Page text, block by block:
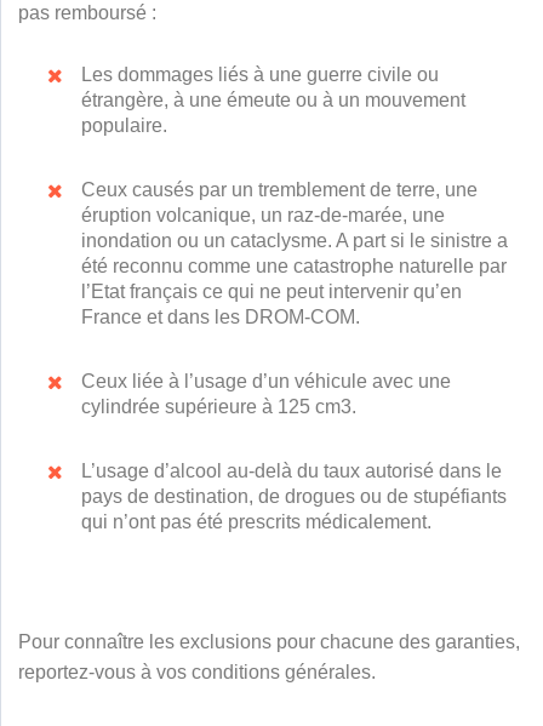
pas remboursé :
Les dommages liés à une guerre civile ou
étrangère, à une émeute ou à un mouvement
populaire.
Ceux causés par un tremblement de terre, une
éruption volcanique, un raz-de-marée, une
inondation ou un cataclysme. A part si le sinistre a
été reconnu comme une catastrophe naturelle par
l’Etat français ce qui ne peut intervenir qu’en
France et dans les DROM-COM.
Ceux liée à l’usage d’un véhicule avec une
cylindrée supérieure à 125 cm3.
L’usage d’alcool au-delà du taux autorisé dans le
pays de destination, de drogues ou de stupéfiants
qui n’ont pas été prescrits médicalement.
Pour connaître les exclusions pour chacune des garanties,
reportez-vous à vos conditions générales.